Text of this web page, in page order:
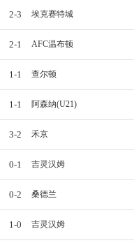
2-3 埃克赛特城
2-1 AFC温布顿
1-1 查尔顿
1-1 阿森纳(U21)
3-2 禾京
0-1 吉灵汉姆
0-2 桑德兰
1-0 吉灵汉姆